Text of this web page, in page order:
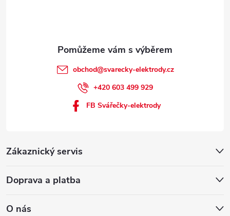
Zákaznický servis
Doprava a platba
O nás
obchod@svarecky-elektrody.cz
+420 603 499 929
FB Svářečky-elektrody